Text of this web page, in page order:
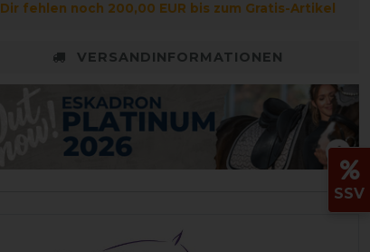
Dir fehlen noch 200,00 EUR bis zum Gratis-Artikel
VERSANDINFORMATIONEN
SSV